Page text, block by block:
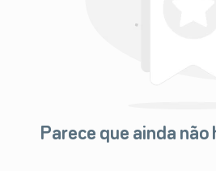
Parece que ainda não